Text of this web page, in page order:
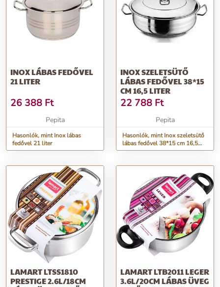
INOX LÁBAS FEDŐVEL
21 LITER
26 388 Ft
Pepita
Hasonlók, mint Inox lábas
fedővel 21 liter
INOX SZELETSÜTŐ
LÁBAS FEDŐVEL 38*15
CM 16,5 LITER
22 788 Ft
Pepita
Hasonlók, mint Inox szeletsütő
lábas fedővel 38*15 cm 16,5
liter
LAMART LTSS1810
PRESTIGE 2.6L/18CM
LAMART LTB2011 LEGER
3.6L/20CM LÁBAS ÜVEG